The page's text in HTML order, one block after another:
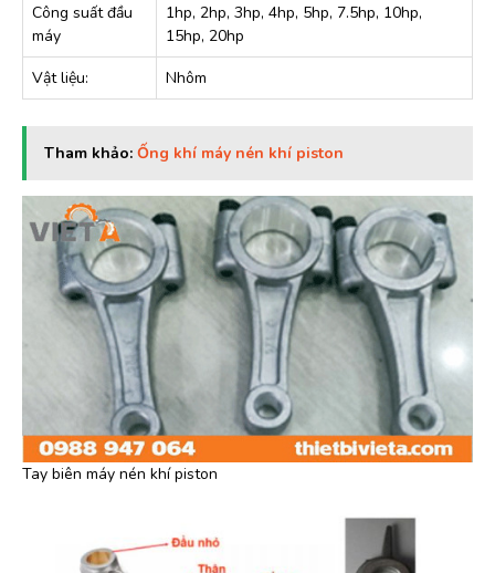
Công suất đầu
máy
1hp, 2hp, 3hp, 4hp, 5hp, 7.5hp, 10hp,
15hp, 20hp
Vật liệu:
Nhôm
Tham khảo: Ống khí máy nén khí piston
Tay biên máy nén khí piston